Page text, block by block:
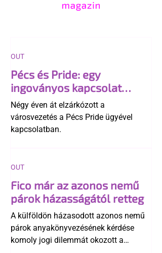
Pécs és Pride: egy
ingoványos kapcsolat
története
Négy éven át elzárkózott a
városvezetés a Pécs Pride ügyével
kapcsolatban.
OUT
Fico már az azonos nemű
párok házasságától retteg
A külföldön házasodott azonos nemű
párok anyakönyvezésének kérdése
komoly jogi dilemmát okozott a
OUT